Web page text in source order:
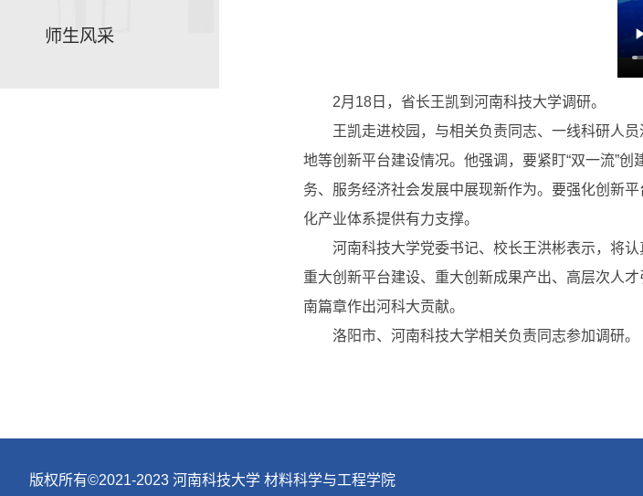
师生风采
2月18日，省长王凯到河南科技大学调研。
王凯走进校园，与相关负责同志、一线科研人
地等创新平台建设情况。他强调，要紧盯“双一流”
务、服务经济社会发展中展现新作为。要强化创新
化产业体系提供有力支撑。
河南科技大学党委书记、校长王洪彬表示，将
重大创新平台建设、重大创新成果产出、高层次人
南篇章作出河科大贡献。
洛阳市、河南科技大学相关负责同志参加调研。
版权所有©2021-2023 河南科技大学 材料科学与工程学院